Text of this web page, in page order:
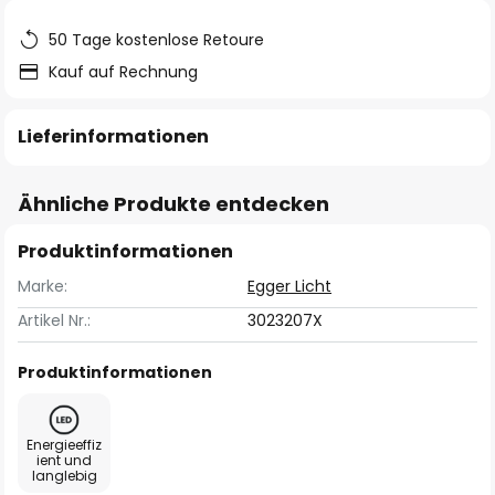
50 Tage kostenlose Retoure
Kauf auf Rechnung
Lieferinformationen
Ähnliche Produkte entdecken
Produktinformationen
Marke:
Egger Licht
Artikel Nr.:
3023207X
Produktinformationen
Energieeffiz
ient und
langlebig